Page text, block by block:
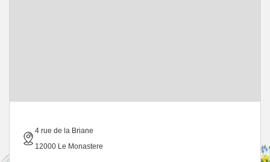
4 rue de la Briane
12000 Le Monastere